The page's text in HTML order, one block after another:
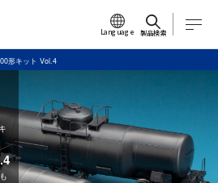
Language 製品検索
形キット Vol.4